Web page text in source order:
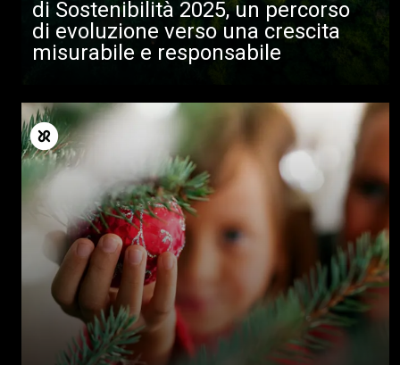
di Sostenibilità 2025, un percorso
di evoluzione verso una crescita
misurabile e responsabile
Tutti
Prodotti